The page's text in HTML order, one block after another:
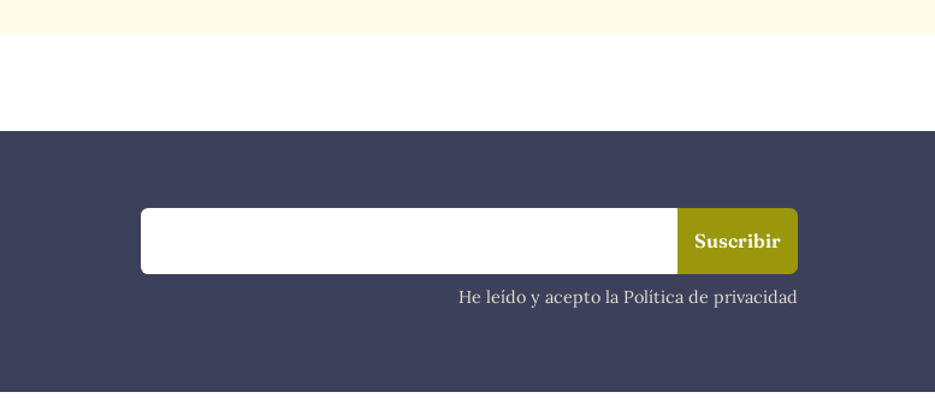
He leído y acepto la Política de privacidad